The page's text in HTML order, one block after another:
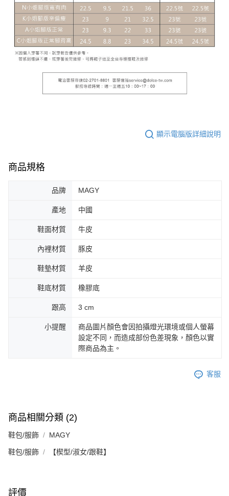
顯示電腦版詳細說明
商品規格
品牌 MAGY
產地 中國
鞋面材質 牛皮
內裡材質 豚皮
鞋墊材質 羊皮
鞋底材質 橡膠底
跟高 3 cm
小提醒
商品圖片顏色會因拍攝燈光環境或個人螢幕
設定不同，而造成部份色差現象，顏色以實
際商品為主。
客服
商品相關分類 (2)
鞋包/服飾 MAGY
鞋包/服飾 【楔型/淑女/跟鞋】
評價